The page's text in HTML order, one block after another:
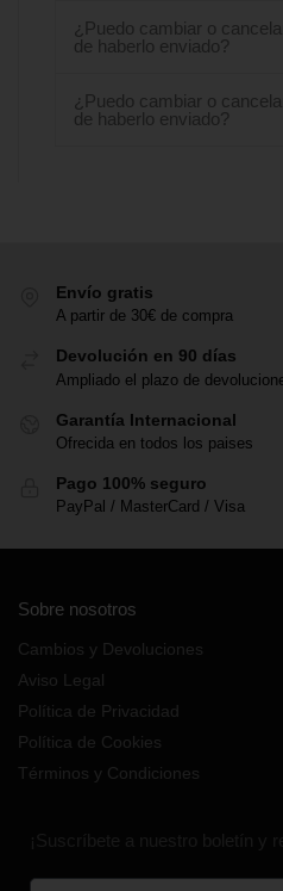
¿Puedo cambiar o
de haberlo enviado?
¿Puedo cambiar o
de haberlo enviado?
Envío gratis
A partir de 30€ de compra
Devolución en 90 días
Ampliado el plazo de
Garantía Internacional
Ofrecida en todos los paises
Pago 100% seguro
PayPal / MasterCard / Visa
Sobre nosotros
Cambios y Devoluciones
Aviso Legal
Política de Privacidad
Política de Cookies
Términos y Condiciones